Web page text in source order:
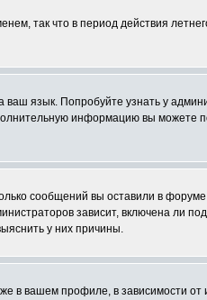
так что в период действия
ваш язык. Попробуйте узнать у
информацию вы можете
сообщений вы оставили в
зависит, включена ли
у них причины.
в вашем профиле, в зависимости от